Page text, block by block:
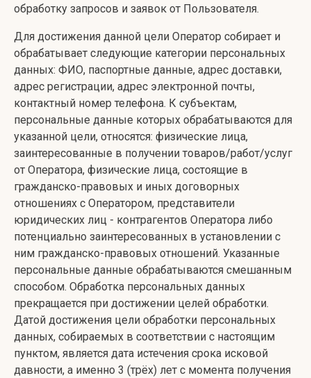
обработку запросов и заявок от Пользователя.
Для достижения данной цели Оператор собирает и
обрабатывает следующие категории персональных
данных: ФИО, паспортные данные, адрес доставки,
адрес регистрации, адрес электронной почты,
контактный номер телефона. К субъектам,
персональные данные которых обрабатываются для
указанной цели, относятся: физические лица,
заинтересованные в получении товаров/работ/услуг
от Оператора, физические лица, состоящие в
гражданско-правовых и иных договорных
отношениях с Оператором, представители
юридических лиц - контрагентов Оператора либо
потенциально заинтересованных в установлении с
ним гражданско-правовых отношений. Указанные
персональные данные обрабатываются смешанным
способом. Обработка персональных данных
прекращается при достижении целей обработки.
Датой достижения цели обработки персональных
данных, собираемых в соответствии с настоящим
пунктом, является дата истечения срока исковой
давности, а именно 3 (трёх) лет с момента получения